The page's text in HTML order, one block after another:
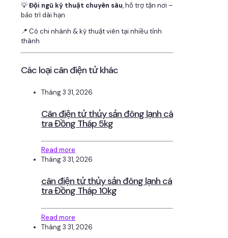
💡Đội ngũ kỹ thuật chuyên sâu, hỗ trợ tận nơi –
bảo trì dài hạn
📍 Có chi nhánh & kỹ thuật viên tại nhiều tỉnh
thành
Các loại cân điện tử khác
Tháng 3 31, 2026
Cân điện tử thủy sản đông lạnh cá
tra Đồng Tháp 5kg
Read more
Tháng 3 31, 2026
cân điện tử thủy sản đông lạnh cá
tra Đồng Tháp 10kg
Read more
Tháng 3 31, 2026